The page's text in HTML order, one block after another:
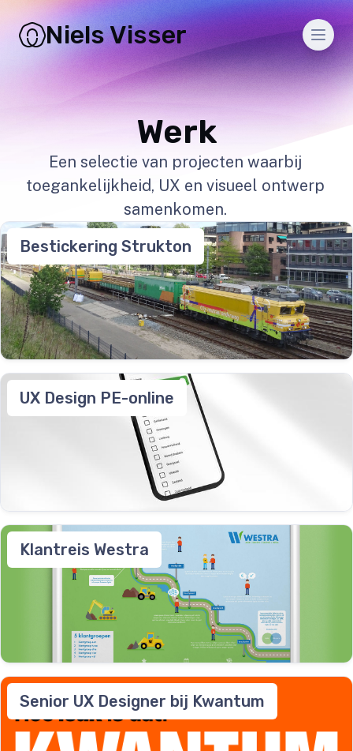
Niels Visser
Werk
Een selectie van projecten waarbij
toegankelijkheid, UX en visueel ontwerp
samenkomen.
Bestickering Strukton
UX Design PE-online
Klantreis Westra
Senior UX Designer bij Kwantum